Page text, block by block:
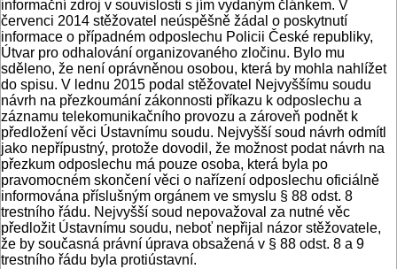
informační zdroj v souvislosti s jím vydaným článkem. V
červenci 2014 stěžovatel neúspěšně žádal o poskytnutí
informace o případném odposlechu Policii České republiky,
Útvar pro odhalování organizovaného zločinu. Bylo mu
sděleno, že není oprávněnou osobou, která by mohla nahlížet
do spisu. V lednu 2015 podal stěžovatel Nejvyššímu soudu
návrh na přezkoumání zákonnosti příkazu k odposlechu a
záznamu telekomunikačního provozu a zároveň podnět k
předložení věci Ústavnímu soudu. Nejvyšší soud návrh odmítl
jako nepřípustný, protože dovodil, že možnost podat návrh na
přezkum odposlechu má pouze osoba, která byla po
pravomocném skončení věci o nařízení odposlechu oficiálně
informována příslušným orgánem ve smyslu § 88 odst. 8
trestního řádu. Nejvyšší soud nepovažoval za nutné věc
předložit Ústavnímu soudu, neboť nepřijal názor stěžovatele,
že by současná právní úprava obsažená v § 88 odst. 8 a 9
trestního řádu byla protiústavní.